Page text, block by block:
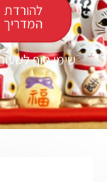
להורדת
המדריך
שימו סוף